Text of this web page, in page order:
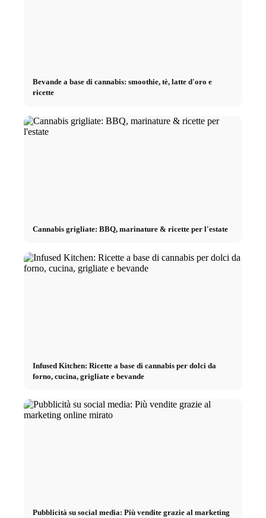
Bevande a base di cannabis: smoothie, tè, latte d'oro e
ricette
Cannabis grigliate: BBQ, marinature & ricette per l'estate
Infused Kitchen: Ricette a base di cannabis per dolci da
forno, cucina, grigliate e bevande
Pubblicità su social media: Più vendite grazie al marketing